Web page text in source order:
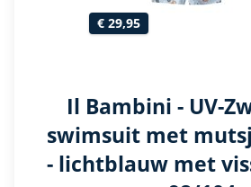
€ 29,95
Il Bambini - UV-
swimsuit met
- lichtblauw met